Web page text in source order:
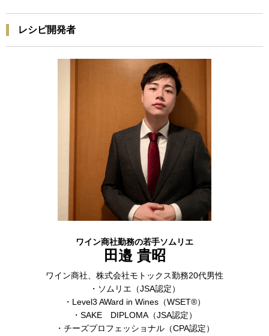
レシピ開発者
ワイン商社勤務の若手ソムリエ
田邉 貴昭
ワイン商社、株式会社モトックス勤務20代男性
・ソムリエ（JSA認定）
・Level3 AWard in Wines（WSET®）
・SAKE DIPLOMA（JSA認定）
・チーズプロフェッショナル（CPA認定）